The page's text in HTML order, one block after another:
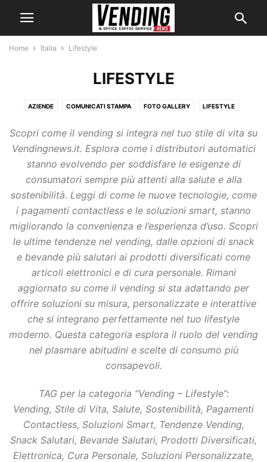
Home Italia Lifestyle
LIFESTYLE
AZIENDE COMUNICATI STAMPA FOTO GALLERY LIFESTYLE
RICORRENZE, AUGURI E CONGRATULAZIONI
Scopri come il vending si integra nel tuo stile di vita su
Vendingnews.it. Esplora come i distributori automatici
stanno evolvendo per soddisfare le esigenze di
consumatori sempre più attenti alla salute e alla
sostenibilità. Leggi di come le nuove tecnologie, come
i pagamenti contactless e le soluzioni smart, stanno
migliorando la convenienza e l’esperienza d’uso. Scopri
le ultime tendenze nel vending, dalle opzioni di snack
e bevande più salutari ai prodotti diversificati come
articoli elettronici e di cura personale. Rimani
aggiornato su come il vending si sta adattando per
offrire soluzioni su misura, personalizzate e interattive
che si integrano perfettamente nel tuo lifestyle
moderno. Questa categoria esplora il ruolo del vending
nel plasmare abitudini e scelte di consumo più
consapevoli.
TAG per la categoria “Vending – Lifestyle”:
Vending, Stile di Vita, Salute, Sostenibilità, Pagamenti
Contactless, Soluzioni Smart, Tendenze Vending,
Snack Salutari, Bevande Salutari, Prodotti Diversificati,
Elettronica, Cura Personale, Soluzioni Personalizzate,